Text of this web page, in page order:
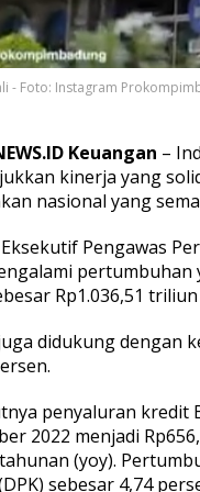
b
u
h
a
e
g
a
T
o
a
A
s
t
R
p
1
T
- Foto: Instagram
Keuangan –
kinerja yang
nasional yang
Pengawas
Rp1.036,51
didukung dengan
penyaluran kredit
2022 menjadi
(yoy).
sebesar 4,74